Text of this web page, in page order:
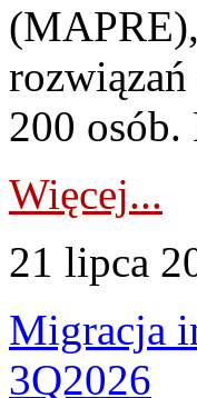
200 osób.
Więcej...
21 lipca
Migracja
3Q2026